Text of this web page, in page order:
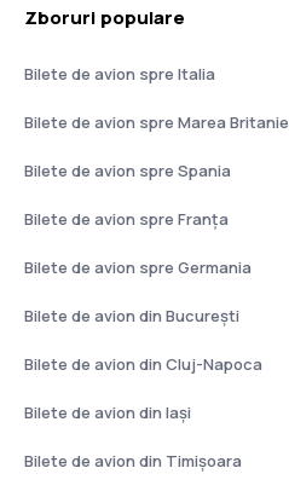
Zboruri populare
Bilete de avion spre Italia
Bilete de avion spre Marea Britanie
Bilete de avion spre Spania
Bilete de avion spre Franţa
Bilete de avion spre Germania
Bilete de avion din București
Bilete de avion din Cluj-Napoca
Bilete de avion din Iași
Bilete de avion din Timișoara